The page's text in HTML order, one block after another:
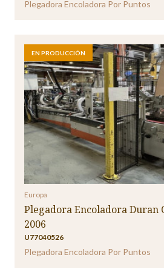
Plegadora Encoladora Por Puntos
EN PRODUCCIÓN
Europa
Plegadora Encoladora Duran
2006
U77040526
Plegadora Encoladora Por Puntos